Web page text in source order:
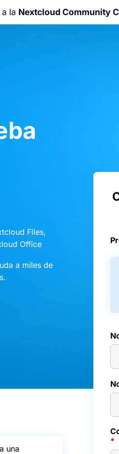
a la Nextcloud Community
Files,
Office
a miles de
una
*